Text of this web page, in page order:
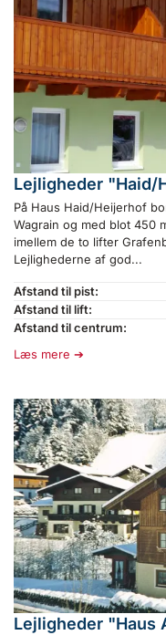
Lejligheder "Haid/
På Haus Haid/Heijerhof
Wagrain og med blot 450
imellem de to lifter
Lejlighederne af god...
Afstand til pist:
Afstand til lift:
Afstand til centrum:
Læs mere
Lejligheder "Haus